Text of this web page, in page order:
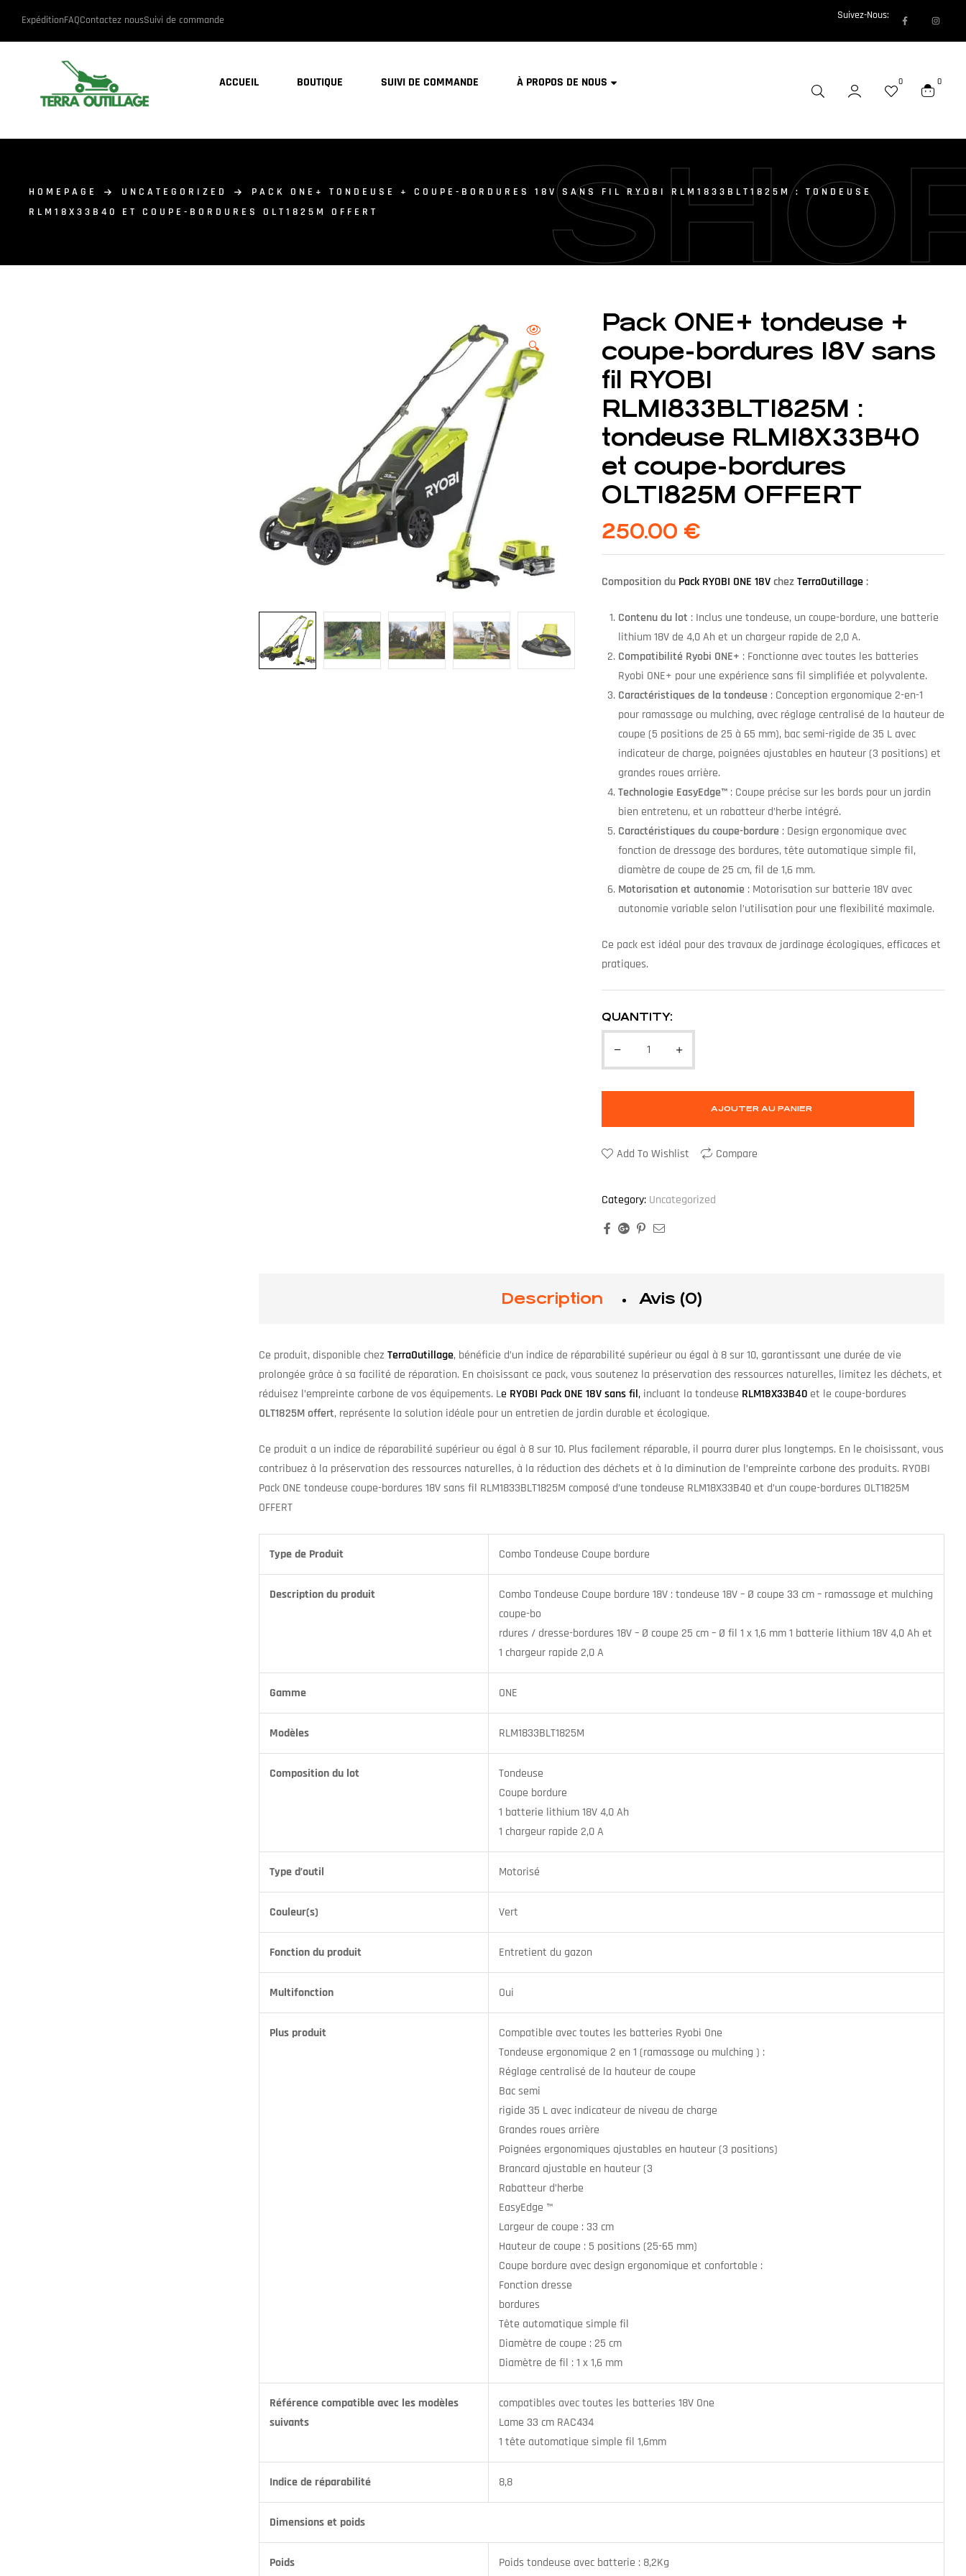
ExpéditionFAQContactez nousSuivi de commande Suivez-Nous:
ACCUEIL BOUTIQUE SUIVI DE COMMANDE À PROPOS DE NOUS 0 0
HOMEPAGE UNCATEGORIZED
PACK ONE+ TONDEUSE + COUPE-BORDURES 18V SANS FIL RYOBI RLM1833BLT1825M : TONDEUSE
RLM18X33B40 ET COUPE-BORDURES OLT1825M OFFERT
🔍
Pack ONE+ tondeuse +
coupe-bordures 18V sans
fil RYOBI
RLM1833BLT1825M :
tondeuse RLM18X33B40
et coupe-bordures
OLT1825M OFFERT
250.00 €
Composition du Pack RYOBI ONE 18VchezTerraOutillage:
Contenu du lot : Inclus une tondeuse, un coupe-bordure, une batterie
lithium 18V de 4,0 Ah et un chargeur rapide de 2,0 A.
Compatibilité Ryobi ONE+ : Fonctionne avec toutes les batteries
Ryobi ONE+ pour une expérience sans fil simplifiée et polyvalente.
Caractéristiques de la tondeuse : Conception ergonomique 2-en-1
pour ramassage ou mulching, avec réglage centralisé de la hauteur de
coupe (5 positions de 25 à 65 mm), bac semi-rigide de 35 L avec
indicateur de charge, poignées ajustables en hauteur (3 positions) et
grandes roues arrière.
Technologie EasyEdge™: Coupe précise sur les bords pour un jardin
bien entretenu, et un rabatteur d’herbe intégré.
Caractéristiques du coupe-bordure : Design ergonomique avec
fonction de dressage des bordures, tête automatique simple fil,
diamètre de coupe de 25 cm, fil de 1,6 mm.
Motorisation et autonomie : Motorisation sur batterie 18V avec
autonomie variable selon l’utilisation pour une flexibilité maximale.
Ce pack est idéal pour des travaux de jardinage écologiques, efficaces et
pratiques.
QUANTITY:
AJOUTER AU PANIER
Add To Wishlist Compare
Category: Uncategorized
Facebook
Google+Pinterest
Description Avis (0)
Ce produit, disponible chez TerraOutillage, bénéficie d’un indice de réparabilité supérieur ou égal à 8 sur 10, garantissant une durée de vie
prolongée grâce à sa facilité de réparation. En choisissant ce pack, vous soutenez la préservation des ressources naturelles, limitez les déchets, et
réduisez l’empreinte carbone de vos équipements. Le RYOBI Pack ONE 18V sans fil, incluant la tondeuse RLM18X33B40 et le coupe-bordures
OLT1825M offert, représente la solution idéale pour un entretien de jardin durable et écologique.
Ce produit a un indice de réparabilité supérieur ou égal à 8 sur 10. Plus facilement réparable, il pourra durer plus longtemps. En le choisissant, vous
contribuez à la préservation des ressources naturelles, à la réduction des déchets et à la diminution de l’empreinte carbone des produits. RYOBI
Pack ONE tondeuse coupe-bordures 18V sans fil RLM1833BLT1825M composé d’une tondeuse RLM18X33B40 et d’un coupe-bordures OLT1825M
OFFERT
Type de Produit Combo Tondeuse Coupe bordure
Description du produit
Combo Tondeuse Coupe bordure 18V : tondeuse 18V – Ø coupe 33 cm – ramassage et mulching
coupe-bo
rdures / dresse-bordures 18V – Ø coupe 25 cm – Ø fil 1 x 1,6 mm 1 batterie lithium 18V 4,0 Ah et
1 chargeur rapide 2,0 A
Gamme ONE
Modèles RLM1833BLT1825M
Composition du lot
Tondeuse
Coupe bordure
1 batterie lithium 18V 4,0 Ah
1 chargeur rapide 2,0 A
Type d’outil Motorisé
Couleur(s) Vert
Fonction du produit Entretient du gazon
Multifonction Oui
Plus produit
Compatible avec toutes les batteries Ryobi One
Tondeuse ergonomique 2 en 1 (ramassage ou mulching ) :
Réglage centralisé de la hauteur de coupe
Bac semi
rigide 35 L avec indicateur de niveau de charge
Grandes roues arrière
Poignées ergonomiques ajustables en hauteur (3 positions)
Brancard ajustable en hauteur (3
Rabatteur d’herbe
EasyEdge ™
Largeur de coupe : 33 cm
Hauteur de coupe : 5 positions (25-65 mm)
Coupe bordure avec design ergonomique et confortable :
Fonction dresse
bordures
Tête automatique simple fil
Diamètre de coupe : 25 cm
Diamètre de fil : 1 x 1,6 mm
Référence compatible avec les modèles
suivants
compatibles avec toutes les batteries 18V One
Lame 33 cm RAC434
1 tête automatique simple fil 1,6mm
Indice de réparabilité 8,8
Dimensions et poids
Poids
Poids tondeuse avec batterie : 8,2Kg